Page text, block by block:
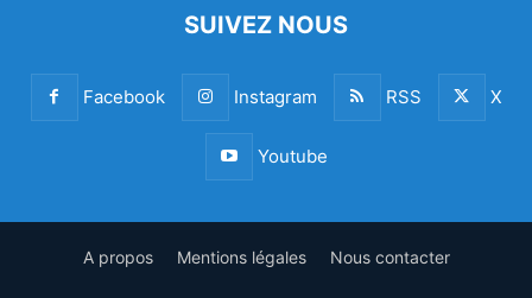
SUIVEZ NOUS
Facebook Instagram RSS X
Youtube
A propos Mentions légales Nous contacter